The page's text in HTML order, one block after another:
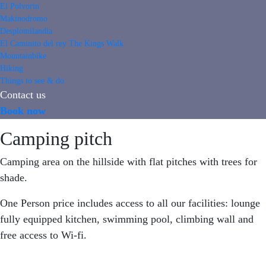
El Polvorin
Makinodromo
Desplomilandia
El Caminito del rey The Kings Walk
Mountainbike
Hiking
Things to see & do
Contact us
Book now
Camping pitch
Camping area on the hillside with flat pitches with trees for
shade.
One Person price includes access to all our facilities: lounge
fully equipped kitchen, swimming pool, climbing wall and
free access to Wi-fi.